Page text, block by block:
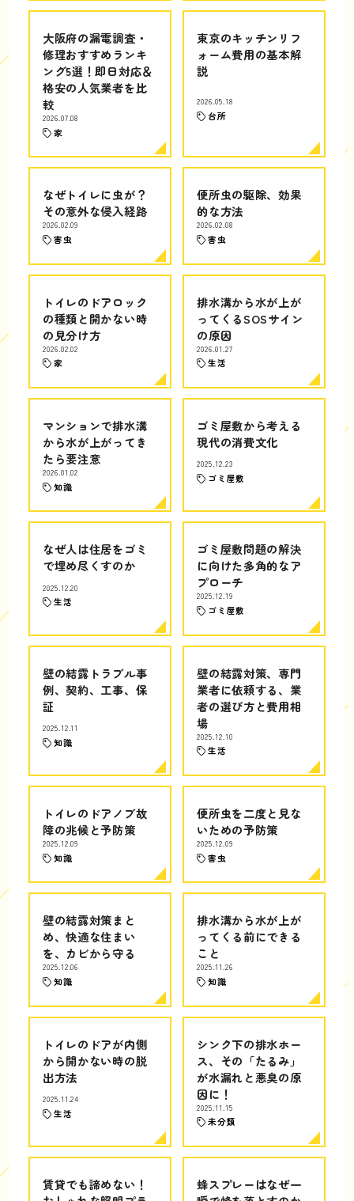
大阪府の漏電調査・
修理おすすめランキ
ング5選！即日対応＆
格安の人気業者を比
較
2026.07.08
家
東京のキッチンリフ
ォーム費用の基本解
説
2026.05.18
台所
なぜトイレに虫が？
その意外な侵入経路
2026.02.09
害虫
便所虫の駆除、効果
的な方法
2026.02.08
害虫
トイレのドアロック
の種類と開かない時
の見分け方
2026.02.02
家
排水溝から水が上が
ってくるSOSサイン
の原因
2026.01.27
生活
マンションで排水溝
から水が上がってき
たら要注意
2026.01.02
知識
ゴミ屋敷から考える
現代の消費文化
2025.12.23
ゴミ屋敷
なぜ人は住居をゴミ
で埋め尽くすのか
2025.12.20
生活
ゴミ屋敷問題の解決
に向けた多角的なア
プローチ
2025.12.19
ゴミ屋敷
壁の結露トラブル事
例、契約、工事、保
証
2025.12.11
知識
壁の結露対策、専門
業者に依頼する、業
者の選び方と費用相
場
2025.12.10
生活
トイレのドアノブ故
障の兆候と予防策
2025.12.09
知識
便所虫を二度と見な
いための予防策
2025.12.09
害虫
壁の結露対策まと
め、快適な住まい
を、カビから守る
2025.12.06
知識
排水溝から水が上が
ってくる前にできる
こと
2025.11.26
知識
トイレのドアが内側
から開かない時の脱
出方法
2025.11.24
生活
シンク下の排水ホー
ス、その「たるみ」
が水漏れと悪臭の原
因に！
2025.11.15
未分類
賃貸でも諦めない！
蜂スプレーはなぜ一